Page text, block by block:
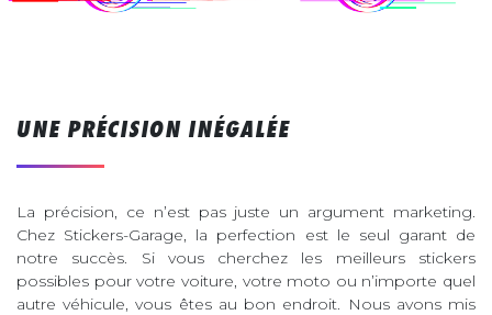
UNE PRÉCISION INÉGALÉE
La précision, ce n’est pas juste un argument marketing.
Chez Stickers-Garage, la perfection est le seul garant de
notre succès. Si vous cherchez les meilleurs stickers
possibles pour votre voiture, votre moto ou n’importe quel
autre véhicule, vous êtes au bon endroit. Nous avons mis